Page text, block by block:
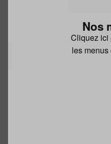
Nos
Cliquez ici
les